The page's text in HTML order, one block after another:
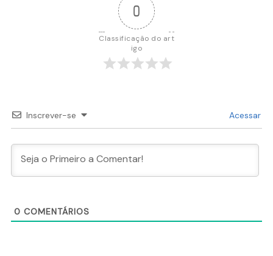
0
Classificação do art
igo
Inscrever-se Acessar
0 COMENTÁRIOS